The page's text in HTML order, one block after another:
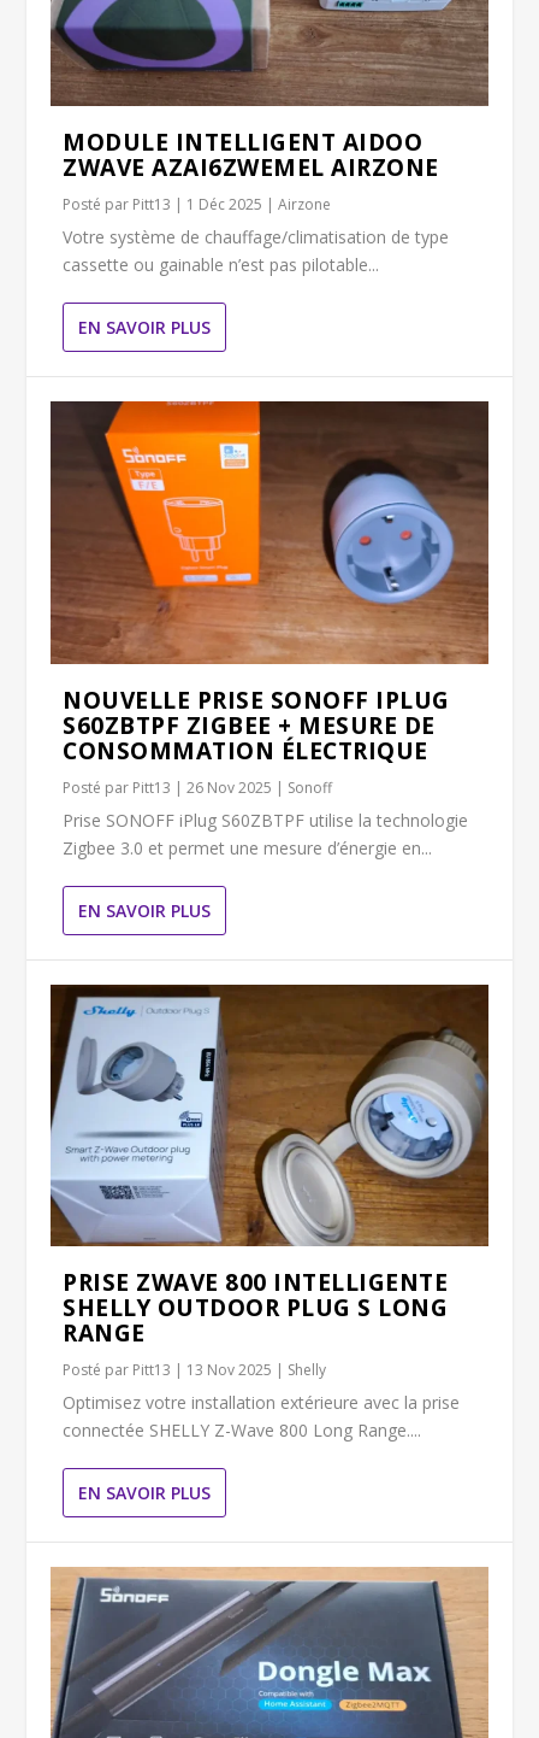
MODULE INTELLIGENT AIDOO
ZWAVE AZAI6ZWEMEL AIRZONE
Posté par Pitt13 | 1 Déc 2025 |Airzone
Votre système de chauffage/climatisation de type
cassette ou gainable n’est pas pilotable...
EN SAVOIR PLUS
NOUVELLE PRISE SONOFF IPLUG
S60ZBTPF ZIGBEE + MESURE DE
CONSOMMATION ÉLECTRIQUE
Posté par Pitt13 |26 Nov 2025 | Sonoff
Prise SONOFF iPlug S60ZBTPF utilise la technologie
Zigbee 3.0 et permet une mesure d’énergie en...
EN SAVOIR PLUS
PRISE ZWAVE 800 INTELLIGENTE
SHELLY OUTDOOR PLUG S LONG
RANGE
Posté par Pitt13 13 Nov 2025 Shelly
Optimisez votre installation extérieure avec la prise
connectée SHELLY Z-Wave 800 Long Range....
EN SAVOIR PLUS